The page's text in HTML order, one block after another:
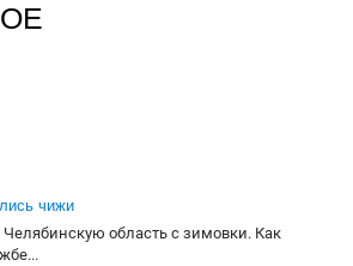
чижи
область с зимовки. Как